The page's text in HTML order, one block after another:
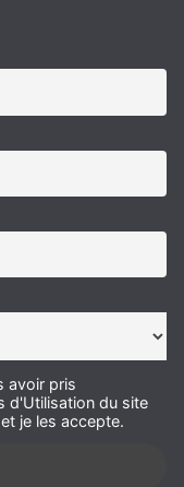
avoir pris
d'Utilisation du site
je les accepte.